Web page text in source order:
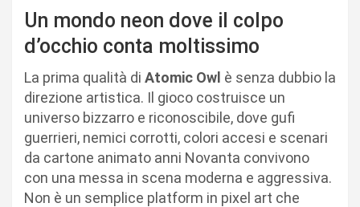
Un mondo neon dove il colpo
d’occhio conta moltissimo
La prima qualità di Atomic Owl è senza dubbio la
direzione artistica. Il gioco costruisce un
universo bizzarro e riconoscibile, dove gufi
guerrieri, nemici corrotti, colori accesi e scenari
da cartone animato anni Novanta convivono
con una messa in scena moderna e aggressiva.
Non è un semplice platform in pixel art che